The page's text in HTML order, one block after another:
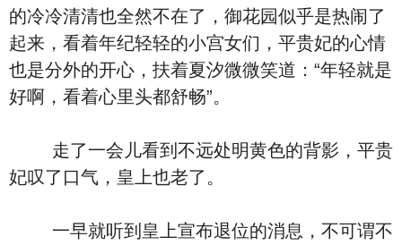
的冷冷清清也全然不在了，御花园似乎是热闹了
起来，看着年纪轻轻的小宫女们，平贵妃的心情
也是分外的开心，扶着夏汐微微笑道：“年轻就是
好啊，看着心里头都舒畅”。
走了一会儿看到不远处明黄色的背影，平贵
妃叹了口气，皇上也老了。
一早就听到皇上宣布退位的消息，不可谓不